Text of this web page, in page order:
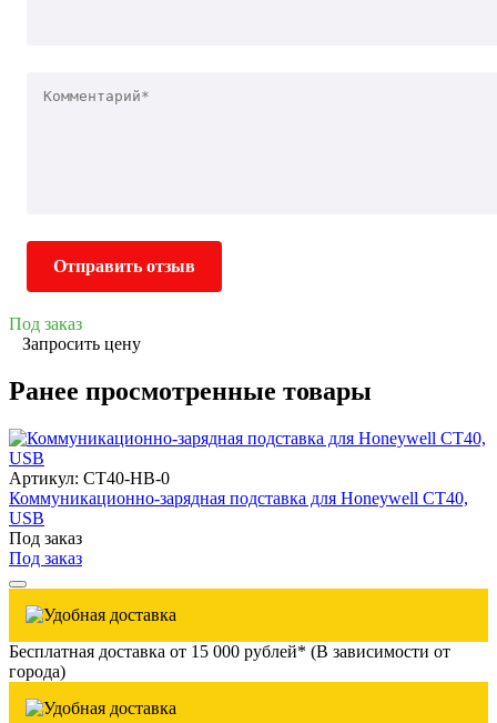
Отправить отзыв
Под заказ
Запросить цену
Ранее просмотренные товары
Артикул: CT40-HB-0
Коммуникационно-зарядная подставка для Honeywell СТ40,
USB
Под заказ
Под заказ
Бесплатная доставка от 15 000 рублей* (В зависимости от
города)